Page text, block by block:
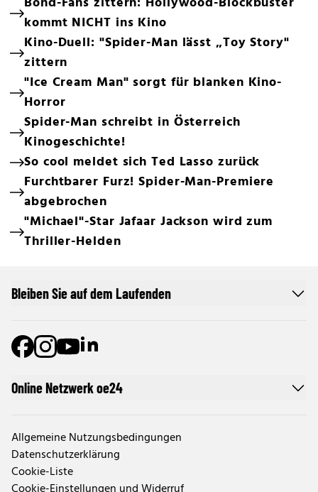
kommt NICHT ins Kino
Kino-Duell: "Spider-Man lässt „Toy Story"
zittern
"Ice Cream Man" sorgt für blanken Kino-
Horror
Spider-Man schreibt in Österreich
Kinogeschichte!
So cool meldet sich Ted Lasso zurück
Furchtbarer Furz! Spider-Man-Premiere
abgebrochen
"Michael"-Star Jafaar Jackson wird zum
Thriller-Helden
Online Netzwerk oe24
Allgemeine Nutzungsbedingungen
Datenschutzerklärung
Cookie-Liste
Bleiben Sie auf dem Laufenden